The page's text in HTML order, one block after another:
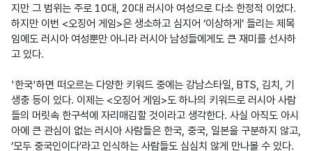
지만 그 범위는 주로 10대, 20대 러시아 여성으로 다소 한정적 이었다.
하지만 이번 <오징어 게임>은 생소하고 심지어 ‘이상하게’ 들리는 제목
임에도 러시아 여성뿐만 아니라 러시아 남성들에게도 큰 재미를 선사하
고 있다.
'한국'하면 떠오르는 다양한 키워드 중에는 강남스타일, BTS, 김치, 기
생충 등이 있다. 이제는 <오징어 게임>도 하나의 키워드로 러시아 사람
들의 머릿속 한구석에 자리매김할 것이라고 생각한다. 사실 아직도 아시
아에 큰 관심이 없는 러시아 사람들은 한국, 중국, 일본을 구분하지 않고,
‘모두 중국인이다’라고 인식하는 사람들도 심심치 않게 만나볼 수 있다.